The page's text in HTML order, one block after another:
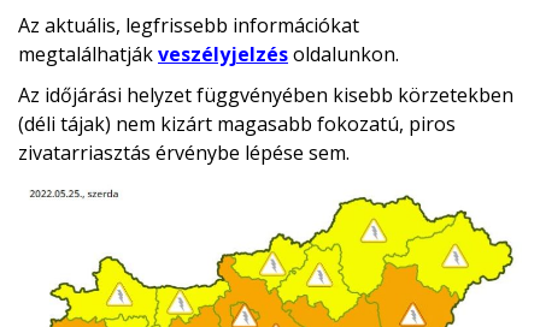
Az aktuális, legfrissebb információkat
megtalálhatjákveszélyjelzésoldalunkon.
Az időjárási helyzet függvényében kisebb körzetekben
(déli tájak) nem kizárt magasabb fokozatú, piros
zivatarriasztás érvénybe lépése sem.